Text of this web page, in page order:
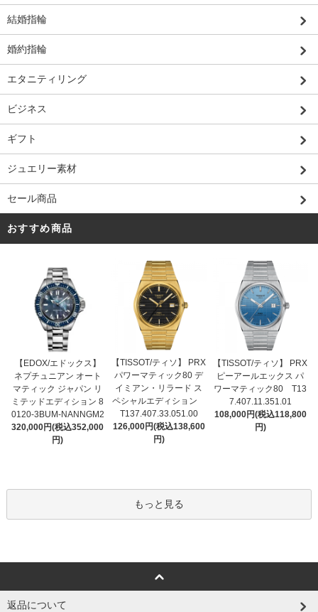
結婚指輪
婚約指輪
エタニティリング
ビジネス
ギフト
ジュエリー素材
セール商品
おすすめ商品
【EDOX/エドックス】
ネプチュニアン オート
マティック ジャパン リ
ミテッドエディション 8
0120-3BUM-NANNGM2
320,000円(税込352,000
円)
【TISSOT/ティソ】 PRX
パワーマティック80 デ
イミアン・リラード ス
ペシャルエディション
T137.407.33.051.00
126,000円(税込138,600
円)
【TISSOT/ティソ】 PRX
ピーアールエックス パ
ワーマティック80 T13
7.407.11.351.01
108,000円(税込118,800
円)
もっと見る
返品について